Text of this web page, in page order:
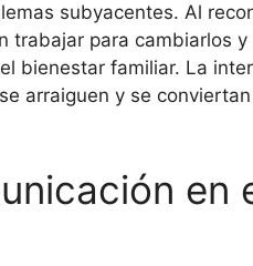
subyacentes. Al
trabajar para cambiarlos
bienestar familiar. La
arraiguen y se
en